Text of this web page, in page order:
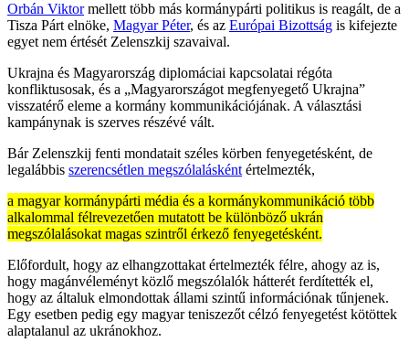
Orbán Viktormellett több más kormánypárti politikus is reagált, de a
Tisza Párt elnöke, Magyar Péter, és az Európai Bizottság is kifejezte
egyet nem értését Zelenszkij szavaival.
Ukrajna és Magyarország diplomáciai kapcsolatai régóta
konfliktusosak, és a „Magyarországot megfenyegető Ukrajna”
visszatérő eleme a kormány kommunikációjának. A választási
kampánynak is szerves részévé vált.
Bár Zelenszkij fenti mondatait széles körben fenyegetésként, de
legalábbis szerencsétlen megszólalásként értelmezték,
a magyar kormánypárti média és a kormánykommunikáció több
alkalommal félrevezetően mutatott be különböző ukrán
megszólalásokat magas szintről érkező fenyegetésként.
Előfordult, hogy az elhangzottakat értelmezték félre, ahogy az is,
hogy magánvéleményt közlő megszólalók hátterét ferdítették el,
hogy az általuk elmondottak állami szintű információnak tűnjenek.
Egy esetben pedig egy magyar teniszezőt célzó fenyegetést kötöttek
alaptalanul az ukránokhoz.